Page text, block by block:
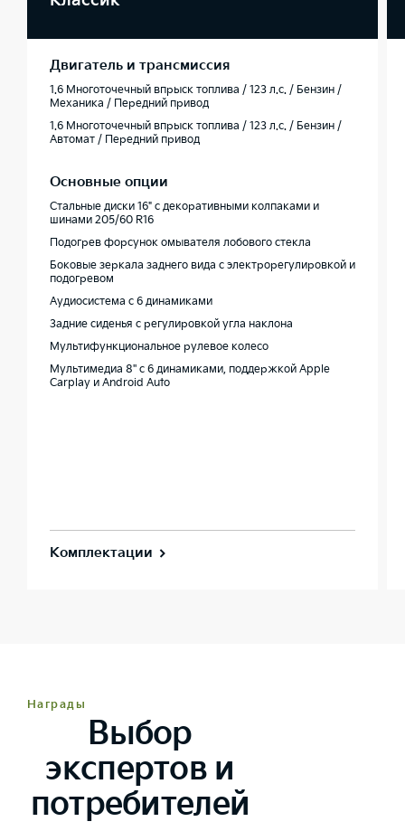
Двигатель и трансмиссия
1.6 Многоточечный впрыск топлива / 123 л.с. / Бензин /
Механика / Передний привод
1.6 Многоточечный впрыск топлива / 123 л.с. / Бензин /
Автомат / Передний привод
Основные опции
Стальные диски 16" с декоративными колпаками и
шинами 205/60 R16
Подогрев форсунок омывателя лобового стекла
Боковые зеркала заднего вида с электрорегулировкой и
подогревом
Аудиосистема с 6 динамиками
Задние сиденья с регулировкой угла наклона
Мультифункциональное рулевое колесо
Мультимедиа 8'' с 6 динамиками, поддержкой Apple
Carplay и Android Auto
Комплектации
Награды
Выбор
экспертов и
потребителей